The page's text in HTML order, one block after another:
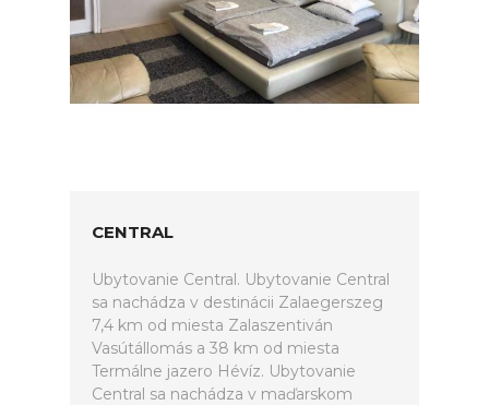
CENTRAL
Ubytovanie Central. Ubytovanie Central
sa nachádza v destinácii Zalaegerszeg
7,4 km od miesta Zalaszentiván
Vasútállomás a 38 km od miesta
Termálne jazero Hévíz. Ubytovanie
Central sa nachádza v maďarskom